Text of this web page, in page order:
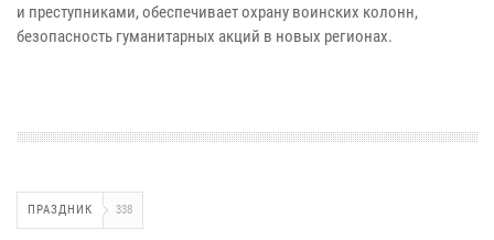
и преступниками, обеспечивает охрану воинских колонн,
безопасность гуманитарных акций в новых регионах.
ПРАЗДНИК 338